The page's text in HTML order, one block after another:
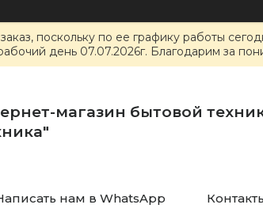
поскольку по ее графику работы
день 07.07.2026г. Благодарим за
магазин бытовой
нам в WhatsApp